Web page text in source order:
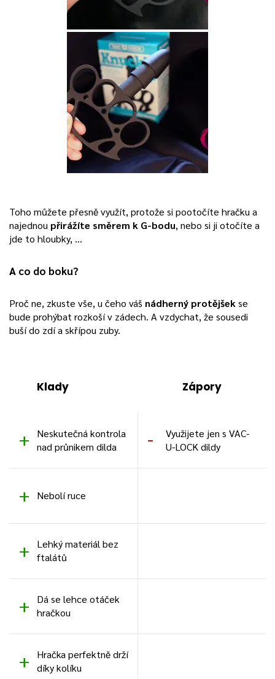
Toho můžete přesně využít, protože si pootočíte hračku a
najednou přirážíte směrem k G-bodu, nebo si ji otočíte a
jde to hloubky, …
A co do boku?
Proč ne, zkuste vše, u čeho váš nádherný protějšekse
bude prohýbat rozkoší v zádech. A vzdychat, že sousedi
buší do zdí a skřípou zuby.
Klady Zápory
Neskutečná kontrola
nad průnikem dilda
Využijete jen s VAC-
U-LOCK dildy
Nebolí ruce
Lehký materiál bez
ftalátů
Dá se lehce otáček
hračkou
Hračka perfektně drží
díky kolíku